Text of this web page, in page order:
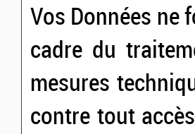
Vos Données ne
cadre du
mesures
contre tout